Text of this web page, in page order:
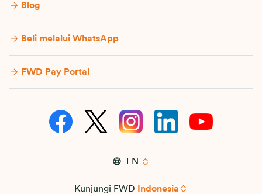
Blog
Beli melalui WhatsApp
FWD Pay Portal
EN
Kunjungi FWD Indonesia